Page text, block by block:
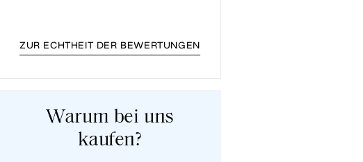
ZUR ECHTHEIT DER BEWERTUNGEN
Warum bei uns
kaufen?